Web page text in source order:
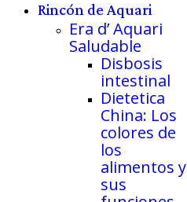
Rincón de Aquari
Era d’ Aquari
Saludable
Disbosis
intestinal
Dietetica
China: Los
colores de
los
alimentos y
sus